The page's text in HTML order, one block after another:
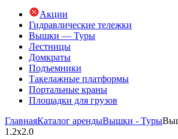
Акции
Гидравлические тележки
Вышки — Туры
Лестницы
Домкраты
Подъемники
Такелажные платформы
Портальные краны
Площадки для грузов
ГлавнаяКаталог арендыВышки - Туры
1.2x2.0